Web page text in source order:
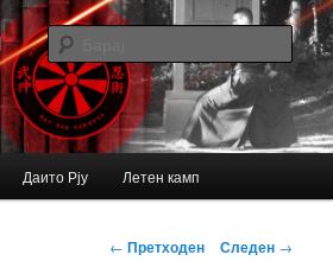
site
Барај
Даито Рју Летен камп
Навигација
← Претходен Следен →